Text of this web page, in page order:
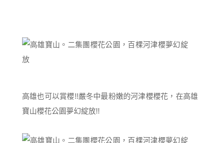
高雄也可以賞櫻!!嚴冬中最粉嫩的河津櫻櫻花，在高雄
寶山櫻花公園夢幻綻放!!